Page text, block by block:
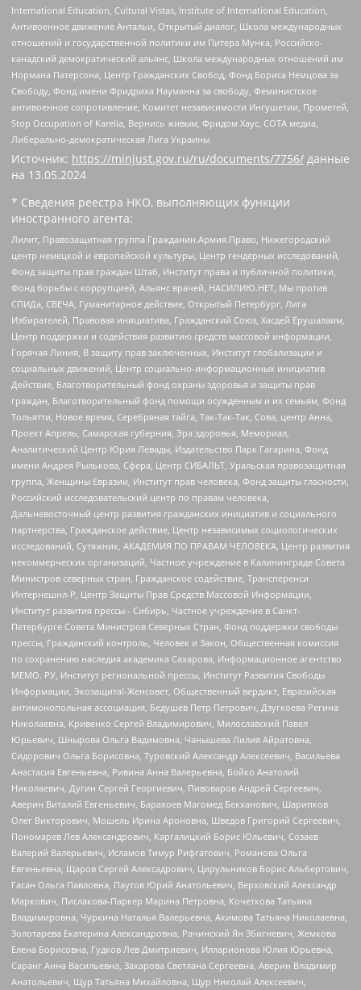
International Education, Cultural Vistas, Institute of International Education,
Антивоенное движение Антальи, Открытый диалог, Школа международных
отношений и государственной политики им Питера Мунка, Российско-
канадский демократический альянс, Школа международных отношений им
Нормана Патерсона, Центр Гражданских Свобод, Фонд Бориса Немцова за
Свободу, Фонд имени Фридриха Науманна за свободу, Феминистское
антивоенное сопротивление, Комитет независимости Ингушетии, Прометей,
Stop Occupation of Karelia, Вернись живым, Фридом Хаус, СОТА медиа,
Либерально-демократическая Лига Украины
Источник: https://minjust.gov.ru/ru/documents/7756/ данные
на 13.05.2024
* Сведения реестра НКО, выполняющих функции
иностранного агента:
Лилит, Правозащитная группа Гражданин.Армия.Право, Нижегородский
центр немецкой и европейской культуры, Центр гендерных исследований,
Фонд защиты прав граждан Штаб, Институт права и публичной политики,
Фонд борьбы с коррупцией, Альянс врачей, НАСИЛИЮ.НЕТ, Мы против
СПИДа, СВЕЧА, Гуманитарное действие, Открытый Петербург, Лига
Избирателей, Правовая инициатива, Гражданский Союз, Хасдей Ерушалаим,
Центр поддержки и содействия развитию средств массовой информации,
Горячая Линия, В защиту прав заключенных, Институт глобализации и
социальных движений, Центр социально-информационных инициатив
Действие, Благотворительный фонд охраны здоровья и защиты прав
граждан, Благотворительный фонд помощи осужденным и их семьям, Фонд
Тольятти, Новое время, Серебряная тайга, Так-Так-Так, Сова, центр Анна,
Проект Апрель, Самарская губерния, Эра здоровья, Мемориал,
Аналитический Центр Юрия Левады, Издательство Парк Гагарина, Фонд
имени Андрея Рылькова, Сфера, Центр СИБАЛЬТ, Уральская правозащитная
группа, Женщины Евразии, Институт прав человека, Фонд защиты гласности,
Российский исследовательский центр по правам человека,
Дальневосточный центр развития гражданских инициатив и социального
партнерства, Гражданское действие, Центр независимых социологических
исследований, Сутяжник, АКАДЕМИЯ ПО ПРАВАМ ЧЕЛОВЕКА, Центр развития
некоммерческих организаций, Частное учреждение в Калининграде Совета
Министров северных стран, Гражданское содействие, Трансперенси
Интернешнл-Р, Центр Защиты Прав Средств Массовой Информации,
Институт развития прессы - Сибирь, Частное учреждение в Санкт-
Петербурге Совета Министров Северных Стран, Фонд поддержки свободы
прессы, Гражданский контроль, Человек и Закон, Общественная комиссия
по сохранению наследия академика Сахарова, Информационное агентство
МЕМО. РУ, Институт региональной прессы, Институт Развития Свободы
Информации, Экозащита!-Женсовет, Общественный вердикт, Евразийская
антимонопольная ассоциация, Бедушев Петр Петрович, Дзугкоева Регина
Николаевна, Кривенко Сергей Владимирович, Милославский Павел
Юрьевич, Шнырова Ольга Вадимовна, Чанышева Лилия Айратовна,
Сидорович Ольга Борисовна, Туровский Александр Алексеевич, Васильева
Анастасия Евгеньевна, Ривина Анна Валерьевна, Бойко Анатолий
Николаевич, Дугин Сергей Георгиевич, Пивоваров Андрей Сергеевич,
Аверин Виталий Евгеньевич, Барахоев Магомед Бекханович, Шарипков
Олег Викторович, Мошель Ирина Ароновна, Шведов Григорий Сергеевич,
Пономарев Лев Александрович, Каргалицкий Борис Юльевич, Созаев
Валерий Валерьевич, Исламов Тимур Рифгатович, Романова Ольга
Евгеньевна, Щаров Сергей Алексадрович, Цирульников Борис Альбертович,
Гасан Ольга Павловна, Паутов Юрий Анатольевич, Верховский Александр
Маркович, Пислакова-Паркер Марина Петровна, Кочеткова Татьяна
Владимировна, Чуркина Наталья Валерьевна, Акимова Татьяна Николаевна,
Золотарева Екатерина Александровна, Рачинский Ян Збигневич, Жемкова
Елена Борисовна, Гудков Лев Дмитриевич, Илларионова Юлия Юрьевна,
Саранг Анна Васильевна, Захарова Светлана Сергеевна, Аверин Владимир
Анатольевич, Щур Татьяна Михайловна, Щур Николай Алексеевич,